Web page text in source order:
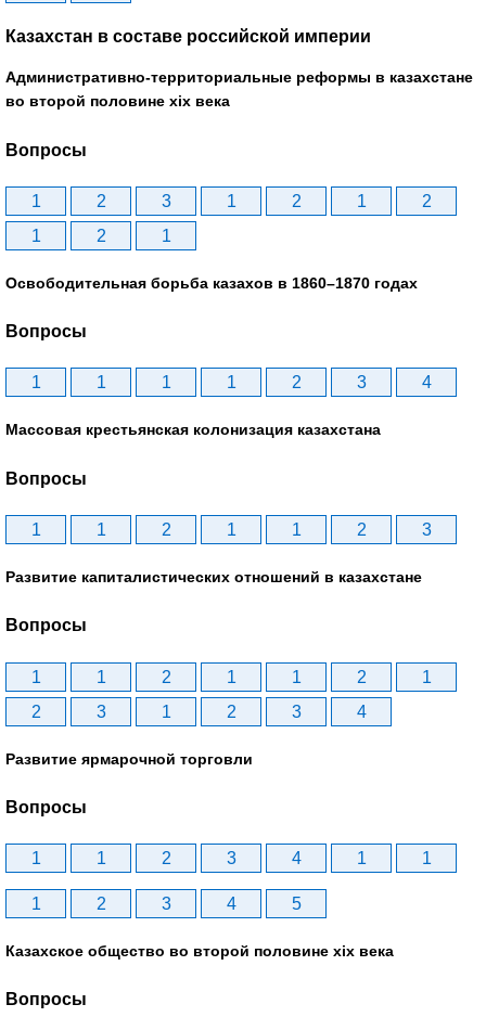
Казахстан в составе российской империи
Административно-территориальные реформы в казахстане
во второй половине xix века
Вопросы
1 2 3 1 2 1
2
1
2 1
Освободительная борьба казахов в 1860–1870 годах
Вопросы
1 1 1 1 2 3 4
Массовая крестьянская колонизация казахстана
Вопросы
1 1 2 1 1 2 3
Развитие капиталистических отношений в казахстане
Вопросы
1 1 2 1 1 2
1
2
3 1 2 3 4
Развитие ярмарочной торговли
Вопросы
1 1 2 3 4 1 1
1 2 3 4 5
Казахское общество во второй половине хіх века
Вопросы